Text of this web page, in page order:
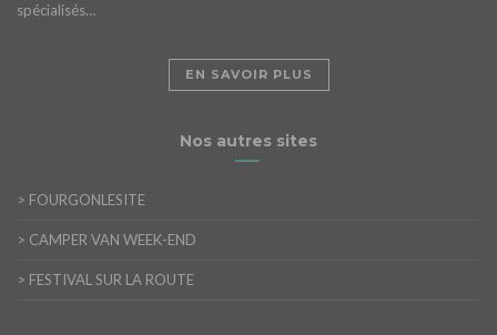
spécialisés…
EN SAVOIR PLUS
Nos autres sites
> FOURGONLESITE
> CAMPER VAN WEEK-END
> FESTIVAL SUR LA ROUTE